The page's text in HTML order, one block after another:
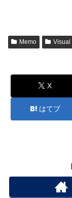
Memo Visual
X
はてブ